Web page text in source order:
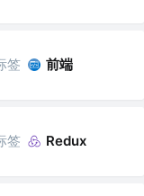
签 前端
签 Redux